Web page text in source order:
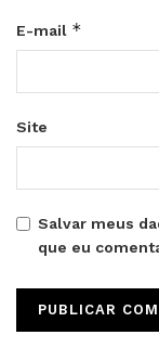
E-mail *
Site
Salvar meus
que eu